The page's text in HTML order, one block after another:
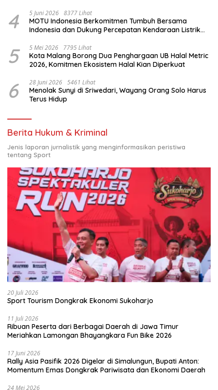
4 5 Juni 2026 8377 Lihat
MOTU Indonesia Berkomitmen Tumbuh Bersama
Indonesia dan Dukung Percepatan Kendaraan Listrik
5 5 Mei 2026 7795 Lihat
Kota Malang Borong Dua Penghargaan UB Halal Metric
2026, Komitmen Ekosistem Halal Kian Diperkuat
6 28 Juni 2026 5461 Lihat
Menolak Sunyi di Sriwedari, Wayang Orang Solo Harus
Terus Hidup
Berita Hukum & Kriminal
Jenis laporan jurnalistik yang menginformasikan peristiwa
tentang Sport
20 Juli 2026
Sport Tourism Dongkrak Ekonomi Sukoharjo
11 Juli 2026
Ribuan Peserta dari Berbagai Daerah di Jawa Timur
Meriahkan Lamongan Bhayangkara Fun Bike 2026
17 Juni 2026
Rally Asia Pasifik 2026 Digelar di Simalungun, Bupati Anton:
Momentum Emas Dongkrak Pariwisata dan Ekonomi Daerah
24 Mei 2026